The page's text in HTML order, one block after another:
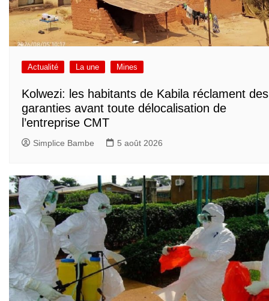
Actualité La une Mines
Kolwezi: les habitants de Kabila réclament des
garanties avant toute délocalisation de
l’entreprise CMT
Simplice Bambe 5 août 2026